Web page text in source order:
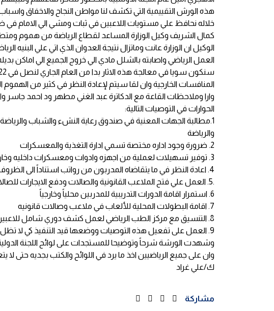
هذه الورش التقييمية التي تكشف لنا مواطن النجاح والاخفاق
خلاله نحافظ علي مستويات اللاعبين في ثبات ومشي الي الامام في
كمال الشريف وكيل الوزارة المساعد لقطاع الرياضة من هموم
الوكيل ان الوزارة عانت وماتزال نتيجة العدوان الذي اتي علي
العمل الرياضي واصابته بالشلل مادي الي خروج الجميع الي اماكن
المنافسات الخارجية وان لقا سيتم لإعادة النظر في كثير من
وارا وملاحظات القاعة مع الدكاترة عبد الغني مطهر ود احمد جاسر
الحوارات في التوصيات التالية:
1.مطالبة الجهات المعنية في صندوق رعاية النشء والشباب
والرياضة
2. ضرورة وجود اداره مختصة تسمي ادارة التغذية والمعسكرات
3. توفير تسهيلات لعملية من اجهزه وادوات ومعسكرات داخليه وخارجيه وتغذيه مناسبه للرياضيين
4. اعادة النظر في ما يتقاضاه المدربون من رواتب استناداً الى الظروف المعيشية الحالية.
.5. العمل علي فتح الملاعب القانونية والصالات ودفع الايجارات للصالات المغلقة لهذا السبب وصيانة البعض الاخر
6. استمرار اقامة الدورات التدريبية للمدربين محلياً وخارجياً
7. اقامة البطولات المحلية للألعاب في ملاعب وصالات قانونيه
8. التنسيق مع مركز الطب الرياضي لعمل كشف دوري شامل للاعبين بصوره دوريه
9. العمل على تفعيل هذه التوصيات ووضعها قيد التنفيذ كي لا تظل حبراً كسابقاتها
وان على جميع الرياضيين اخذ ما يرد في اللوائح والكتب بجديه حتى
ك/علي غراد
مشاركة